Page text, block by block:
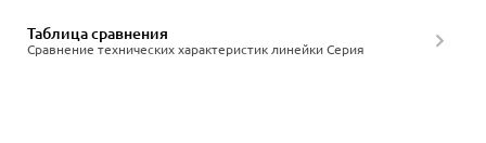
Сравнение технических характеристик линейки Серия
Таблица сравнения